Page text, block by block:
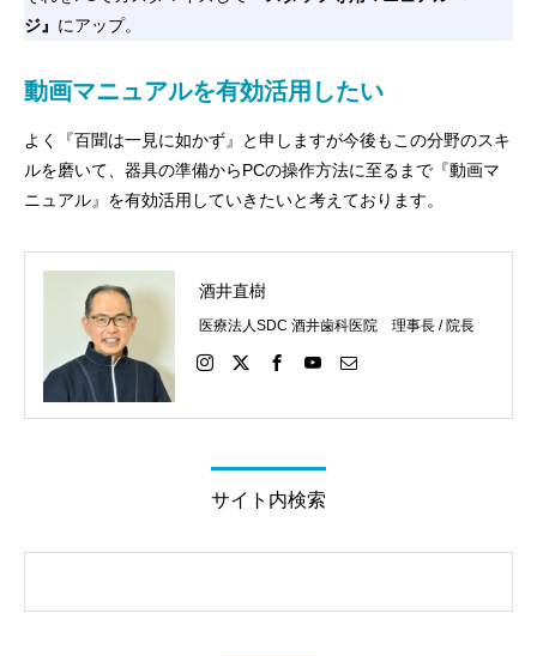
ジ』 にアップ。
動画マニュアルを有効活用したい
よく『百聞は一見に如かず』と申しますが今後もこの分野のスキ
ルを磨いて、器具の準備からPCの操作方法に至るまで『動画マ
ニュアル』を有効活用していきたいと考えております。
酒井直樹
医療法人SDC 酒井歯科医院 理事長 / 院長
サイト内検索